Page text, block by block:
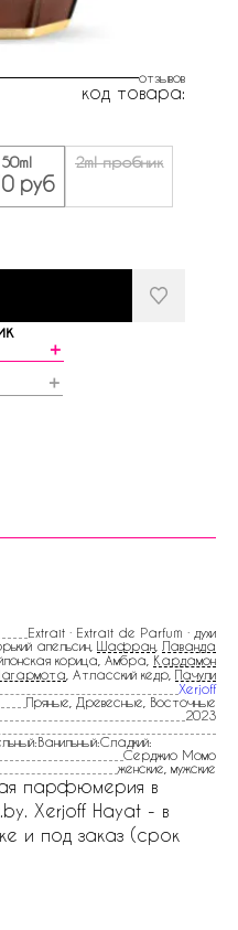
отзывов
код товара:
50ml
руб
2ml пробник
＋
＋
Extrait · Extrait de Parfum · духи
апельсин, Шафран Лаванда
корица, Амбра, Кардамон
, Атласский кедр, Пачули
Xerjoff
Пряные, Древесные, Восточные
2023
Серджио Момо
женские, мужские
парфюмерия в
Xerjoff Hayat - в
и под заказ (срок